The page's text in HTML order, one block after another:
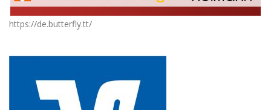
https://de.butterfly.tt/